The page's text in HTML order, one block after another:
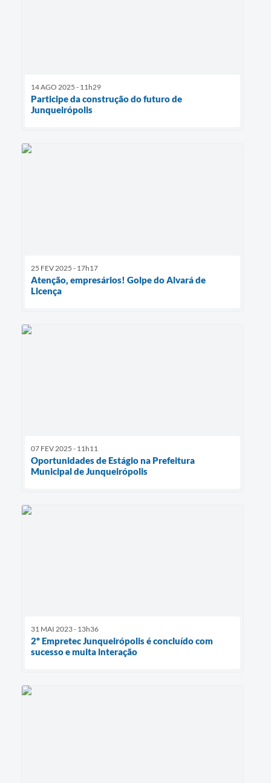
14 AGO 2025 - 11h29
Participe da construção do futuro de
Junqueirópolis
25 FEV 2025 - 17h17
Atenção, empresários! Golpe do Alvará de
Licença
07 FEV 2025 - 11h11
Oportunidades de Estágio na Prefeitura
Municipal de Junqueirópolis
31 MAI 2023 - 13h36
2º Empretec Junqueirópolis é concluído com
sucesso e muita interação